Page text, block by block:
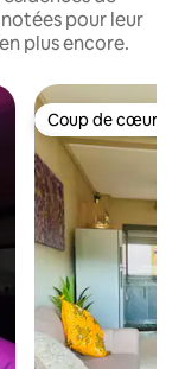
pour leur
plus encore.
Coup de cœur
Coup de cœur